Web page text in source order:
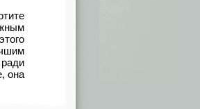
она